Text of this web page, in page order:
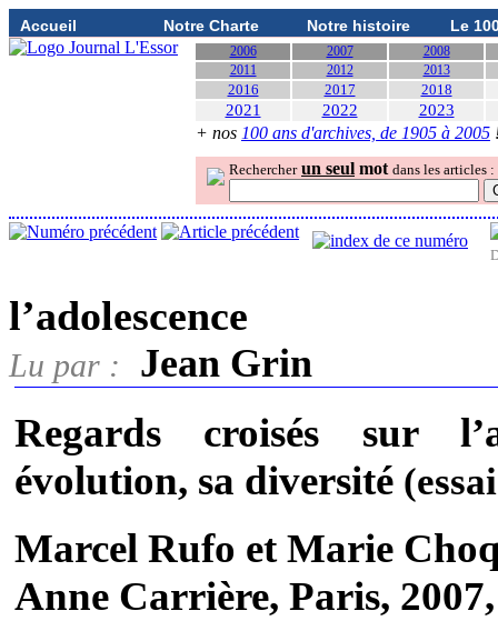
Accueil Notre Charte Notre histoire Le
2006 2007
2008
2011
2012 2013
2016 2017 2018
2021 2022 2023
+ nos 100 ans d'archives, de 1905 à 2005
Rechercher un seul mot dans les articles :
l’adolescence
Lu par : Jean Grin
Regards croisés sur
évolution, sa diversité
Marcel Rufo et Marie
Anne Carrière, Paris, 2007,